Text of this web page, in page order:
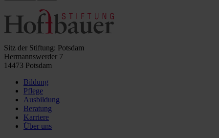
Sitz der Stiftung: Potsdam
Hermannswerder 7
14473 Potsdam
Bildung
Pflege
Ausbildung
Beratung
Karriere
Über uns